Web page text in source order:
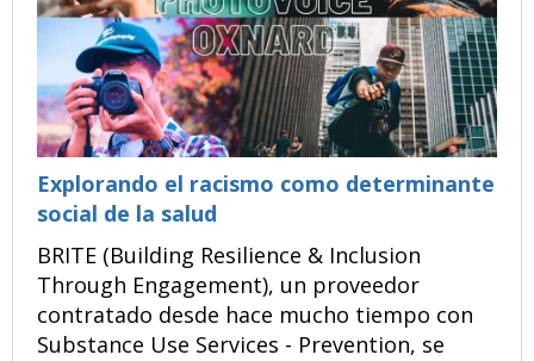
Explorando el racismo como determinante
social de la salud
BRITE (Building Resilience & Inclusion
Through Engagement), un proveedor
contratado desde hace mucho tiempo con
Substance Use Services - Prevention, se